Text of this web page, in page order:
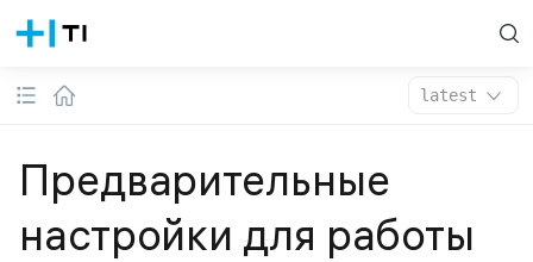
latest
Предварительные
настройки для работы